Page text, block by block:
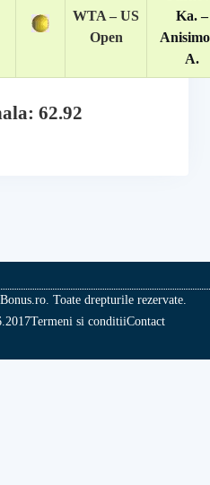
WTA – US
Open
Ka. –
A.
62.92
Toate drepturile rezervate.
Termeni si conditiiContact